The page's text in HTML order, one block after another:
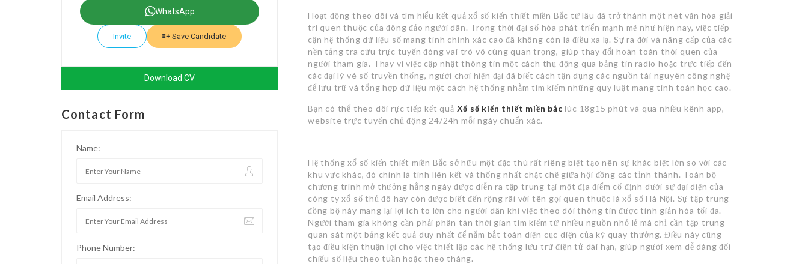
WhatsApp
Invite Save Candidate
Download CV
Contact Form
Name:
Email Address:
Phone Number:
Hoạt động theo dõi và tìm hiểu kết quả xổ số kiến thiết miền Bắc từ lâu đã trở thành một nét văn hóa giải
trí quen thuộc của đông đảo người dân. Trong thời đại số hóa phát triển mạnh mẽ như hiện nay, việc tiếp
cận hệ thống dữ liệu số mang tính chính xác cao đã không còn là điều xa lạ. Sự ra đời và nâng cấp của các
nền tảng tra cứu trực tuyến đóng vai trò vô cùng quan trọng, giúp thay đổi hoàn toàn thói quen của
người tham gia. Thay vì việc cập nhật thông tin một cách thụ động qua bảng tin radio hoặc trực tiếp đến
các đại lý vé số truyền thống, người chơi hiện đại đã biết cách tận dụng các nguồn tài nguyên công nghệ
để lưu trữ và tổng hợp dữ liệu một cách hệ thống nhằm tìm kiếm những quy luật mang tính toán học cao.
Bạn có thể theo dõi rực tiếp kết quả Xổ số kiến thiết miền bắc lúc 18g15 phút và qua nhiều kênh app,
website trực tuyến chủ động 24/24h mỗi ngày chuẩn xác.
Hệ thống xổ số kiến thiết miền Bắc sở hữu một đặc thù rất riêng biệt tạo nên sự khác biệt lớn so với các
khu vực khác, đó chính là tính liên kết và thống nhất chặt chẽ giữa hội đồng các tỉnh thành. Toàn bộ
chương trình mở thưởng hằng ngày được diễn ra tập trung tại một địa điểm cố định dưới sự đại diện của
công ty xổ số thủ đô hay còn được biết đến rộng rãi với tên gọi quen thuộc là xổ số Hà Nội. Sự tập trung
đồng bộ này mang lại lợi ích to lớn cho người dân khi việc theo dõi thông tin được tinh giản hóa tối đa.
Người tham gia không cần phải phân tán thời gian tìm kiếm từ nhiều nguồn nhỏ lẻ mà chỉ cần tập trung
quan sát một bảng kết quả duy nhất để nắm bắt toàn diện cục diện của kỳ quay thưởng. Điều này cũng
tạo điều kiện thuận lợi cho việc thiết lập các hệ thống lưu trữ điện tử dài hạn, giúp người xem dễ dàng đối
chiếu số liệu theo tuần hoặc theo tháng.